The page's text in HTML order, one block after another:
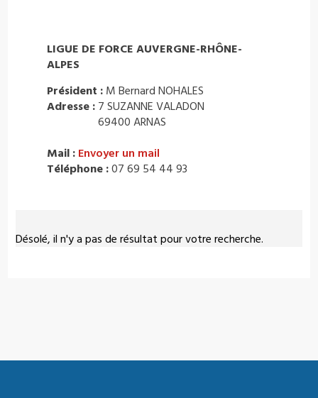
Désolé, il n'y a pas de résultat pour votre recherche.
LIGUE DE FORCE AUVERGNE-RHÔNE-
ALPES
Président : M Bernard NOHALES
Adresse : 7 SUZANNE VALADON
69400 ARNAS
Mail : Envoyer un mail
Téléphone :07 69 54 44 93